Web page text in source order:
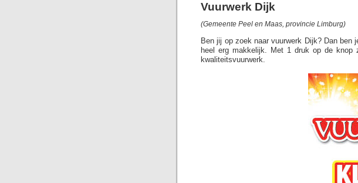
Vuurwerk Dijk
(Gemeente Peel en Maas, provincie Limburg)
Ben jij op zoek naar vuurwerk Dijk? Dan ben
heel erg makkelijk. Met 1 druk op de knop
kwaliteitsvuurwerk.